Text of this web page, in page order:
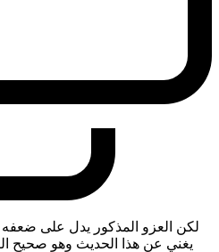
لكن العزو المذكور يدل على ضعفه
يغني عن هذا الحديث وهو صحيح